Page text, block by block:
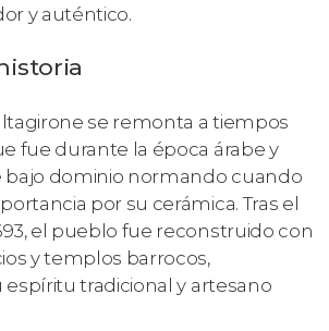
y auténtico.
se remonta a tiempos
fue durante la época árabe y
dominio normando cuando
por su cerámica. Tras el
el pueblo fue reconstruido con
y templos barrocos,
tradicional y artesano